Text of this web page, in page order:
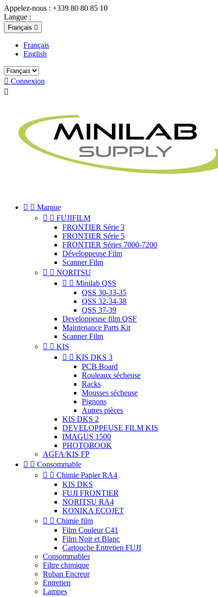
Appelez-nous : +339 80 80 85 10
Langue :
Français 
Français
English
 Connexion

  Marque
  FUJIFILM
FRONTIER Série 3
FRONTIER Série 5
FRONTIER Séries 7000-7200
Développeuse Film
Scanner Film
  NORITSU
  Minilab QSS
QSS 30-33-35
QSS 32-34-38
QSS 37-39
Developpeuse film QSF
Maintenance Parts Kit
Scanner Film
  KIS
  KIS DKS 3
PCB Board
Rouleaux sécheuse
Racks
Mousses sécheuse
Pignons
Autres pièces
KIS DKS 2
DEVELOPPEUSE FILM KIS
IMAGUS 1500
PHOTOBOOK
AGFA/KIS FP
  Consommable
  Chimie Papier RA4
KIS DKS
FUJI FRONTIER
NORITSU RA4
KONIKA ECOJET
  Chimie film
Film Couleur C41
Film Noir et Blanc
Cartouche Entretien FUJI
Consommables
Filtre chimique
Ruban Encreur
Entretien
Lampes